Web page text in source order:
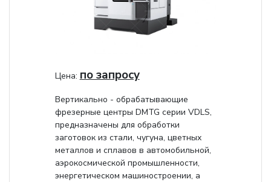
Цена: по запросу
Вертикально - обрабатывающие
фрезерные центры DMTG серии VDLS,
предназначены для обработки
заготовок из стали, чугуна, цветных
металлов и сплавов в автомобильной,
аэрокосмической промышленности,
энергетическом машиностроении, а